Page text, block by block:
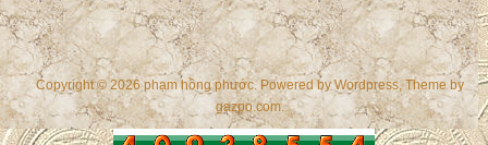
Copyright © 2026 phạm hồng phước. Powered byWordpress , Theme by
gazpo.com.